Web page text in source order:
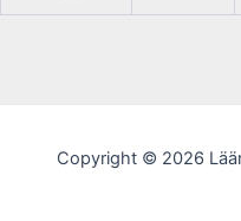
Copyright © 2026